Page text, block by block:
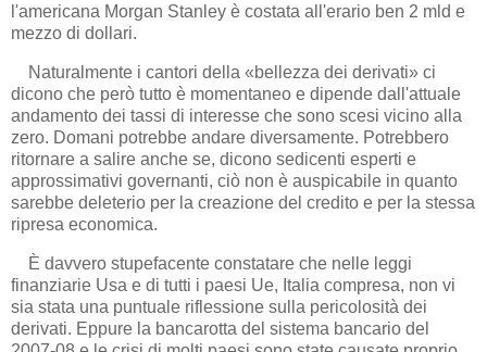
l'americana Morgan Stanley è costata all'erario ben 2 mld e
mezzo di dollari.
Naturalmente i cantori della «bellezza dei derivati» ci
dicono che però tutto è momentaneo e dipende dall'attuale
andamento dei tassi di interesse che sono scesi vicino alla
zero. Domani potrebbe andare diversamente. Potrebbero
ritornare a salire anche se, dicono sedicenti esperti e
approssimativi governanti, ciò non è auspicabile in quanto
sarebbe deleterio per la creazione del credito e per la stessa
ripresa economica.
È davvero stupefacente constatare che nelle leggi
finanziarie Usa e di tutti i paesi Ue, Italia compresa, non vi
sia stata una puntuale riflessione sulla pericolosità dei
derivati. Eppure la bancarotta del sistema bancario del